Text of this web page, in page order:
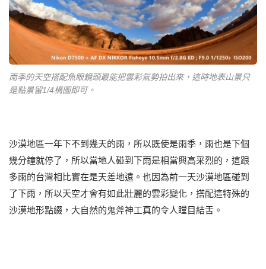
雨季的天空搭配魚眼鏡頭最能把雲彩氣勢拍出來，這時地表山景只
是點景留1/4構圖即可。
沙漠地區一年下不到幾天的雨，所以既使是雨季，雨也是下個
幾分鐘就停了，所以當地人碰到下雨是相當興高采烈的，這跟
多雨的台灣相比實在是天差地遠。也因為前一天沙漠地區碰到
了下雨，所以天空才會有如此壯麗的雲彩變化，搭配這特殊的
沙漠地形點綴，大自然的鬼斧神工真的令人瞠目結舌。